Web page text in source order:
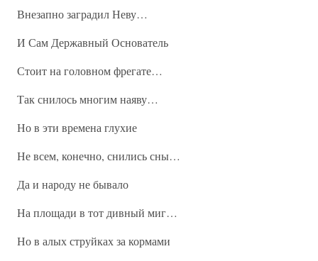
Внезапно заградил Неву…
И Сам Державный Основатель
Стоит на головном фрегате…
Так снилось многим наяву…
Но в эти времена глухие
Не всем, конечно, снились сны…
Да и народу не бывало
На площади в тот дивный миг…
Но в алых струйках за кормами